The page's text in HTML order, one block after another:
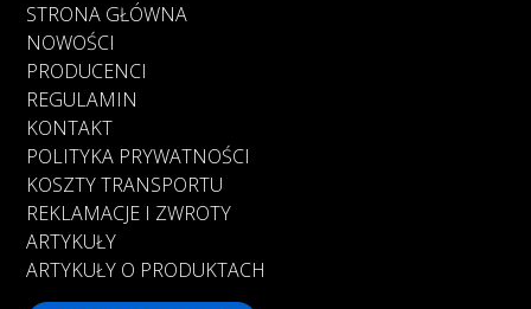
STRONA GŁÓWNA
NOWOŚCI
PRODUCENCI
REGULAMIN
KONTAKT
POLITYKA PRYWATNOŚCI
KOSZTY TRANSPORTU
REKLAMACJE I ZWROTY
ARTYKUŁY
ARTYKUŁY O PRODUKTACH